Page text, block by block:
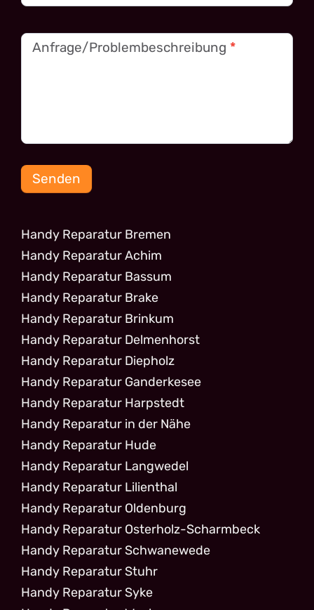
Anfrage/Problembeschreibung *
Senden
Handy Reparatur Bremen
Handy Reparatur Achim
Handy Reparatur Bassum
Handy Reparatur Brake
Handy Reparatur Brinkum
Handy Reparatur Delmenhorst
Handy Reparatur Diepholz
Handy Reparatur Ganderkesee
Handy Reparatur Harpstedt
Handy Reparatur in der Nähe
Handy Reparatur Hude
Handy Reparatur Langwedel
Handy Reparatur Lilienthal
Handy Reparatur Oldenburg
Handy Reparatur Osterholz-Scharmbeck
Handy Reparatur Schwanewede
Handy Reparatur Stuhr
Handy Reparatur Syke